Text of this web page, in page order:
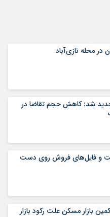
در محله نازی‌آباد
جدید شد: کاهش حجم تقاضا در
و فایل‌های فروش روی دست
بازار مسکن علت رکود بازار